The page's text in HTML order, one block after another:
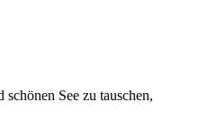
See zu tauschen,